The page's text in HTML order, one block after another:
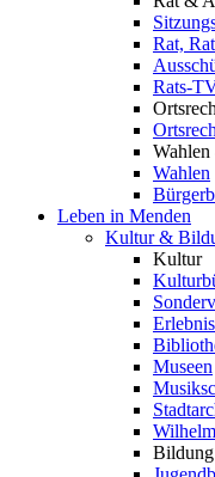
Rat,
Rats-
Wahlen
Leben in Menden
Kultur &
Kultur
Museen
Bildung